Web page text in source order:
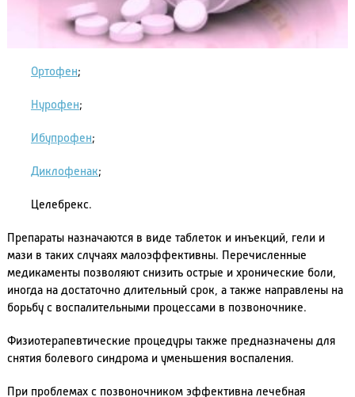
Ортофен;
Нурофен;
Ибупрофен;
Диклофенак;
Целебрекс.
Препараты назначаются в виде таблеток и инъекций, гели и
мази в таких случаях малоэффективны. Перечисленные
медикаменты позволяют снизить острые и хронические боли,
иногда на достаточно длительный срок, а также направлены на
борьбу с воспалительными процессами в позвоночнике.
Физиотерапевтические процедуры также предназначены для
снятия болевого синдрома и уменьшения воспаления.
При проблемах с позвоночником эффективна лечебная